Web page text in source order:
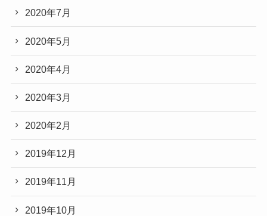
2020年7月
2020年5月
2020年4月
2020年3月
2020年2月
2019年12月
2019年11月
2019年10月